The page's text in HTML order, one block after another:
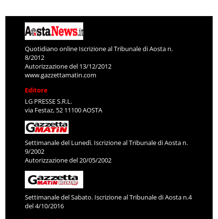
Quotidiano online Iscrizione al Tribunale di Aosta n.
8/2012
Autorizzazione del 13/12/2012
www.gazzettamatin.com
Editore
LG PRESSE S.R.L.
via Festaz, 52 11100 AOSTA
Settimanale del Lunedì. Iscrizione al Tribunale di Aosta n.
9/2002
Autorizzazione del 20/05/2002
Settimanale del Sabato. Iscrizione al Tribunale di Aosta n.4
del 4/10/2016